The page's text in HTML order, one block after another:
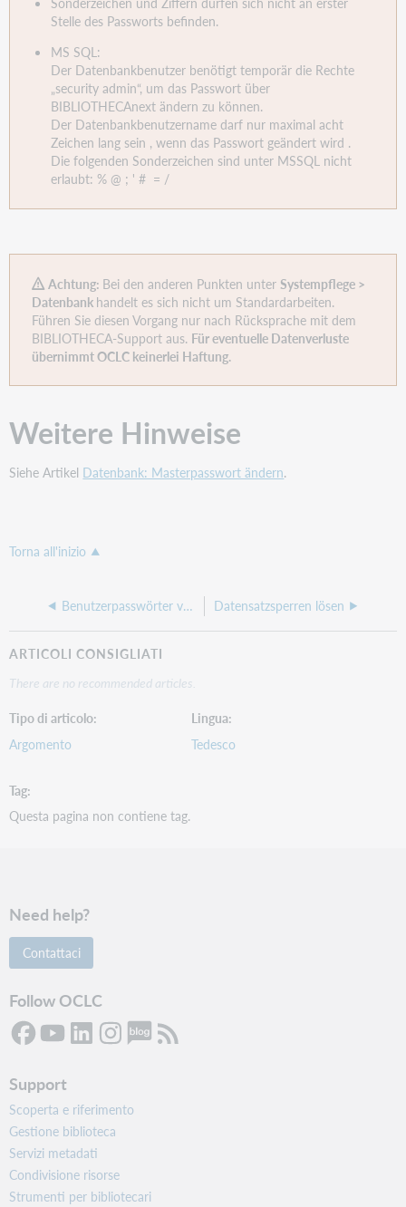
Stelle des Passworts befinden.
MS SQL:
Der Datenbankbenutzer benötigt temporär die Rechte
„security admin“, um das Passwort über
BIBLIOTHECAnext ändern zu können.
Der Datenbankbenutzername darf nur maximal acht
Zeichen lang sein , wenn das Passwort geändert wird .
Die folgenden Sonderzeichen sind unter MSSQL nicht
erlaubt: % @ ; ' # = /
Achtung: Bei den anderen Punkten unter Systempflege >
Datenbank handelt es sich nicht um Standardarbeiten.
Führen Sie diesen Vorgang nur nach Rücksprache mit dem
BIBLIOTHECA-Support aus. Für eventuelle Datenverluste
übernimmt OCLC keinerlei Haftung.
Weitere Hinweise
Siehe Artikel Datenbank: Masterpasswort ändern.
Torna all'inizio
Benutzerpasswörter verschlüsseln Datensatzsperren lösen
ARTICOLI CONSIGLIATI
There are no recommended articles.
Tipo di articolo
Argomento
Lingua
Tedesco
Tag
Questa pagina non contiene tag.
Need help?
Contattaci
Follow OCLC
Support
Scoperta e riferimento
Gestione biblioteca
Servizi metadati
Condivisione risorse
Strumenti per bibliotecari